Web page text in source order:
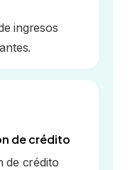
ingresos
de crédito
de crédito